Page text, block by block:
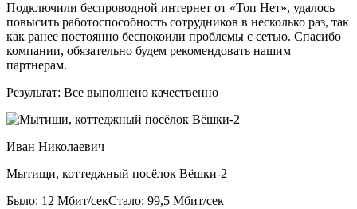
Подключили беспроводной интернет от «Топ Нет», удалось
повысить работоспособность сотрудников в несколько раз, так
как ранее постоянно беспокоили проблемы с сетью. Спасибо
компании, обязательно будем рекомендовать нашим
партнерам.
Результат: Все выполнено качественно
Иван Николаевич
Мытищи, коттеджный посёлок Вёшки-2
Было: 12 Мбит/секСтало: 99,5 Мбит/сек